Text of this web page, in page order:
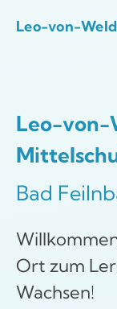
Inhalt
Leo-von-
Schulfamilie
Quali
Leo-von-
Bad
Ort zum
Wachsen!